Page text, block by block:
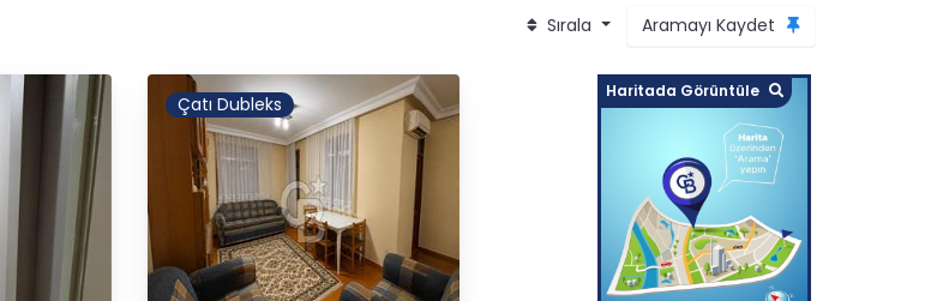
Sırala Aramayı Kaydet
Çatı Dubleks
Haritada Görüntüle